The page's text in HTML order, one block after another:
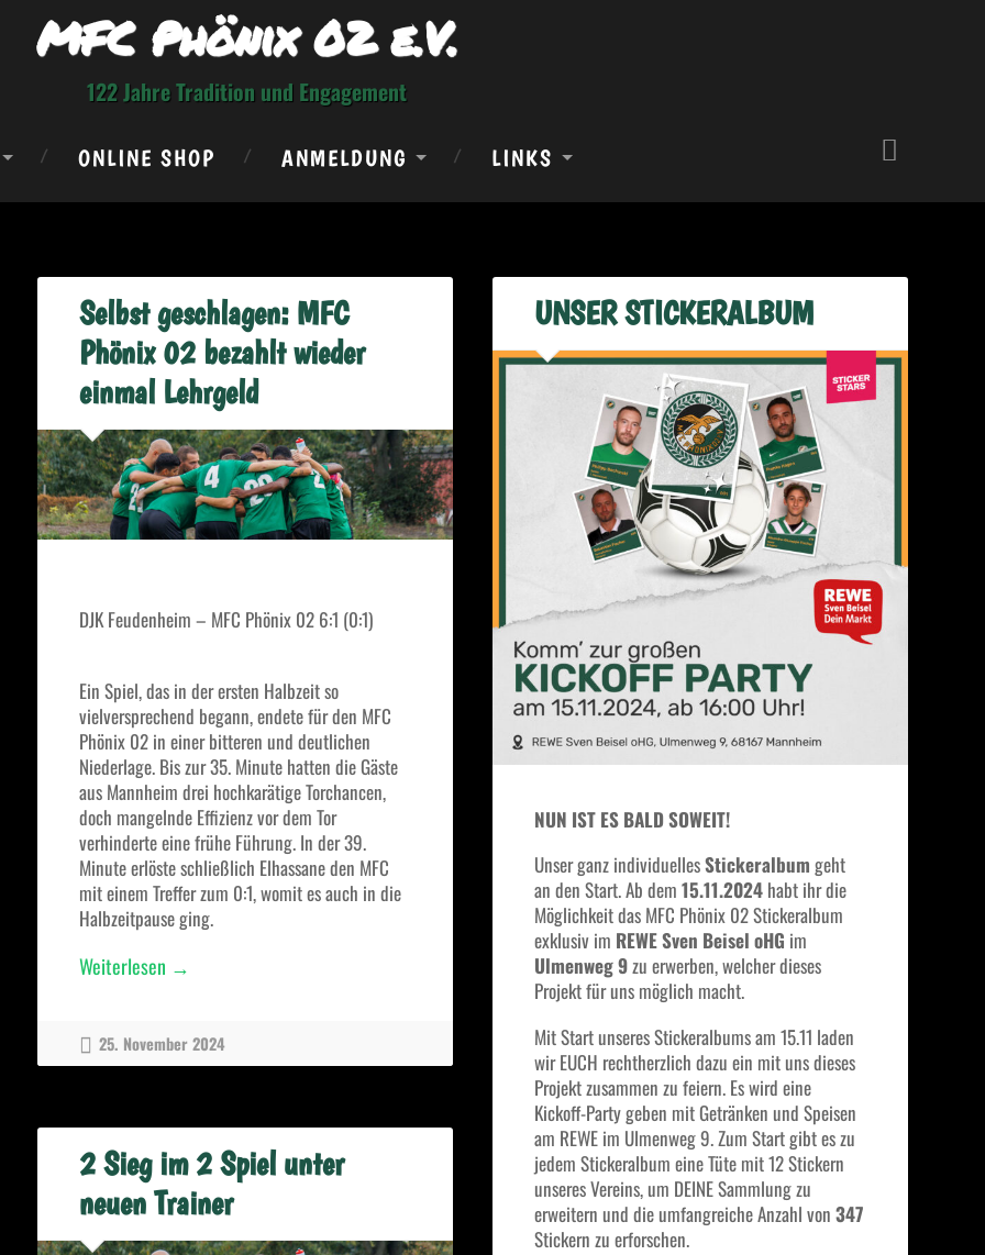
MFC Phönix 02 e.V.
122 Jahre Tradition und Engagement
ONLINE SHOP ANMELDUNG LINKS
Selbst geschlagen: MFC
Phönix 02 bezahlt wieder
einmal Lehrgeld
DJK Feudenheim – MFC Phönix 02 6:1 (0:1)
Ein Spiel, das in der ersten Halbzeit so
vielversprechend begann, endete für den MFC
Phönix 02 in einer bitteren und deutlichen
Niederlage. Bis zur 35. Minute hatten die Gäste
aus Mannheim drei hochkarätige Torchancen,
doch mangelnde Effizienz vor dem Tor
verhinderte eine frühe Führung. In der 39.
Minute erlöste schließlich Elhassane den MFC
mit einem Treffer zum 0:1, womit es auch in die
Halbzeitpause ging.
Weiterlesen „Selbst
Phönix
wieder
einmal
Lehrgeld“
→
25. November 2024
UNSER STICKERALBUM
NUN IST ES BALD SOWEIT!
Unser ganz individuellesStickeralbumgeht
an den Start. Ab dem15.11.2024 habt ihr die
Möglichkeit das MFC Phönix 02 Stickeralbum
exklusiv im REWE Sven Beisel oHG im
Ulmenweg 9zu erwerben, welcher dieses
Projekt für uns möglich macht.
Mit Start unseres Stickeralbums am 15.11 laden
wir EUCH rechtherzlich dazu ein mit uns dieses
Projekt zusammen zu feiern. Es wird eine
Kickoff-Party geben mit Getränken und Speisen
am REWE im Ulmenweg 9. Zum Start gibt es zu
jedem Stickeralbum eine Tüte mit 12 Stickern
unseres Vereins, um DEINE Sammlung zu
erweitern und die umfangreiche Anzahl von347
Stickern zu erforschen.
2 Sieg im 2 Spiel unter
neuen Trainer